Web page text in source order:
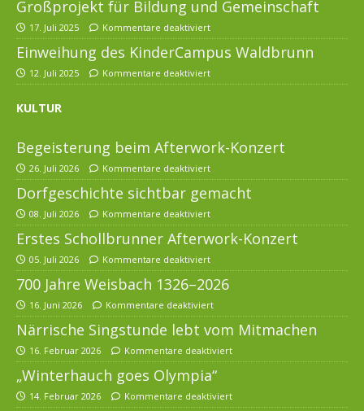
Großprojekt für Bildung und Gemeinschaft
17. Juli 2025 Kommentare deaktiviert
Einweihung des KinderCampus Waldbrunn
12. Juli 2025 Kommentare deaktiviert
KULTUR
Begeisterung beim Afterwork-Konzert
26. Juli 2026 Kommentare deaktiviert
Dorfgeschichte sichtbar gemacht
08. Juli 2026 Kommentare deaktiviert
Erstes Schollbrunner Afterwork-Konzert
05. Juli 2026 Kommentare deaktiviert
700 Jahre Weisbach 1326–2026
16. Juni 2026 Kommentare deaktiviert
Närrische Singstunde lebt vom Mitmachen
16. Februar 2026 Kommentare deaktiviert
„Winterhauch goes Olympia“
14. Februar 2026 Kommentare deaktiviert